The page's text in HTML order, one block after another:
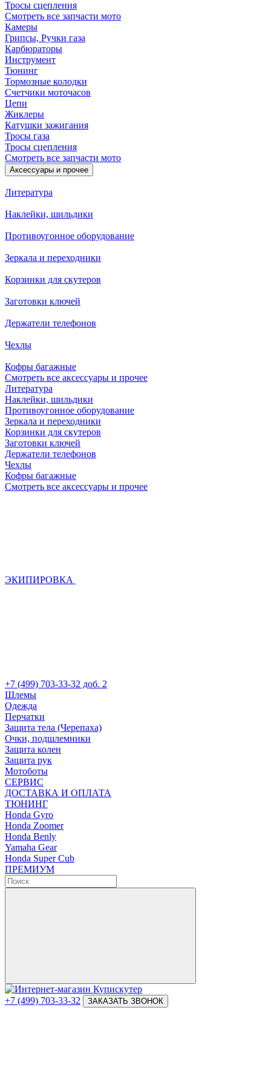
Тросы сцепления
Смотреть все запчасти мото
Камеры
Грипсы, Ручки газа
Карбюраторы
Инструмент
Тюнинг
Тормозные колодки
Счетчики моточасов
Цепи
Жиклеры
Катушки зажигания
Тросы газа
Тросы сцепления
Смотреть все запчасти мото
Аксессуары и прочее
Литература
Наклейки, шильдики
Противоугонное оборудование
Зеркала и переходники
Корзинки для скутеров
Заготовки ключей
Держатели телефонов
Чехлы
Кофры багажные
Смотреть все аксессуары и прочее
Литература
Наклейки, шильдики
Противоугонное оборудование
Зеркала и переходники
Корзинки для скутеров
Заготовки ключей
Держатели телефонов
Чехлы
Кофры багажные
Смотреть все аксессуары и прочее
ЭКИПИРОВКА
+7 (499) 703-33-32 доб. 2
Шлемы
Одежда
Перчатки
Защита тела (Черепаха)
Очки, подшлемники
Защита колен
Защита рук
Мотоботы
СЕРВИС
ДОСТАВКА И ОПЛАТА
ТЮНИНГ
Honda Gyro
Honda Zoomer
Honda Benly
Yamaha Gear
Honda Super Cub
ПРЕМИУМ
+7 (499) 703-33-32 ЗАКАЗАТЬ ЗВОНОК